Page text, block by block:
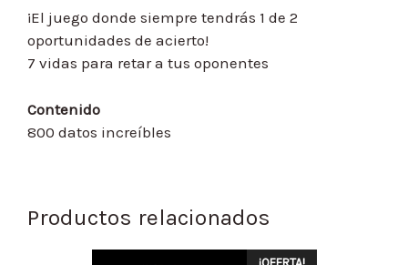
¡El juego donde siempre tendrás 1 de 2
oportunidades de acierto!
7 vidas para retar a tus oponentes
Contenido
800 datos increíbles
Productos relacionados